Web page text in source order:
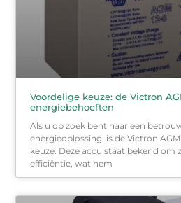
Voordelige keuze: de Victron
energiebehoeften
Als u op zoek bent naar een
energieoplossing, is de Victron
keuze. Deze accu staat bekend om
efficiëntie, wat hem